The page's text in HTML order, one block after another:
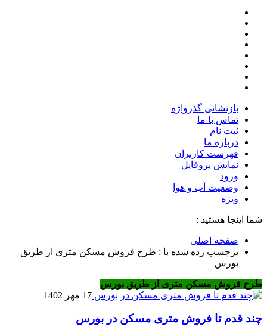
بازنشانی گذرواژه
تماس با ما
ثبت نام
درباره ما
فهرست کاربران
نمایش پروفایل
ورود
وضعیت آب و هوا
ویژه
شما اینجا هستید :
صفحه اصلی
برچسب زده شده با : طرح فروش مسکن متری از طریق
بورس
طرح فروش مسکن متری از طریق بورس
17 مهر 1402
چند قدم تا فروش متری مسکن در بورس